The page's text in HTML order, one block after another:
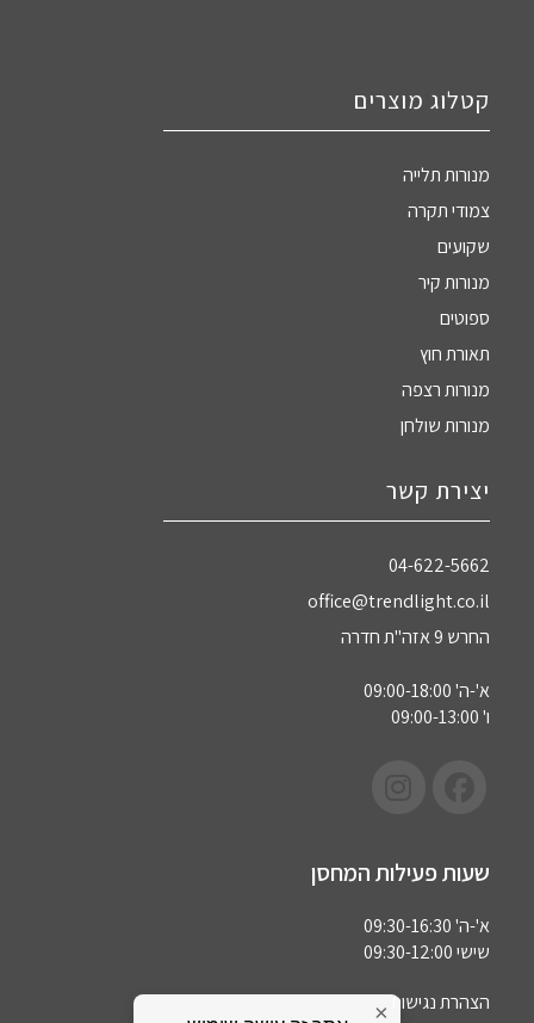
קטלוג מוצרים
מנורות תלייה
צמודי תקרה
שקועים
מנורות קיר
ספוטים
תאורת חוץ
מנורות רצפה
מנורות שולחן
יצירת קשר
04-622-5662‏
office@trendlight.co.il
החרש 9 אזה"ת חדרה
א'-ה' 09:00-18:00
ו' 09:00-13:00
שעות פעילות המחסן
א'-ה' 09:30-16:30
שישי 09:30-12:00
הצהרת נגישות×